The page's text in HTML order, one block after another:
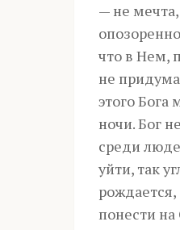
— не мечта,
что в Нем,
не
этого Бога
ночи. Бог
среди
уйти, так
понести